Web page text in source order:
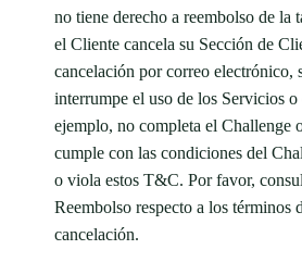
no tiene derecho a reembolso de la
el Cliente cancela su Sección de
cancelación por correo electrónico,
interrumpe el uso de los Servicios
ejemplo, no completa el Challenge
cumple con las condiciones del
o viola estos T&C. Por favor,
Reembolso respecto a los términos
cancelación.